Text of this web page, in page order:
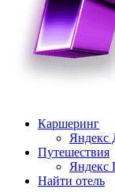
Каршеринг
Яндекс
Путешествия
Яндекс
Найти отель